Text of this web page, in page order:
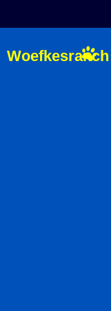
Woefkesranch